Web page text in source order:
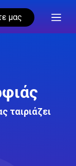
μας
ταιριάζει